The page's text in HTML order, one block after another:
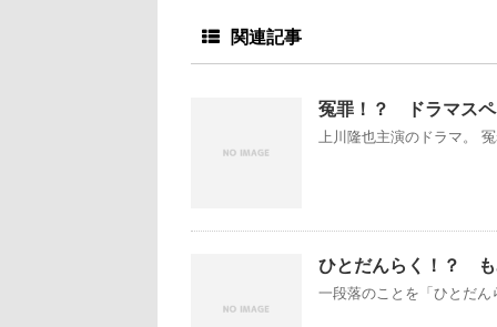
関連記事
冤罪！？ ドラマス
上川隆也主演のドラマ。
ひとだんらく！？ も
一段落のことを「ひとだ